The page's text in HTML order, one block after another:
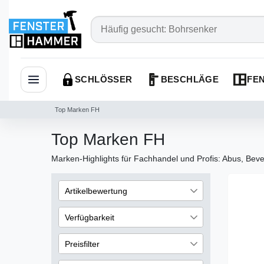
Navigation öffnen
SCHLÖSSER BESCHLÄGE
Top Marken FH
Top Marken FH
Marken-Highlights für Fachhandel und Profis: Abus,
Artikelbewertung
234
Verfügbarkeit
auf Lager
nicht vorrätig 17
Preisfilter